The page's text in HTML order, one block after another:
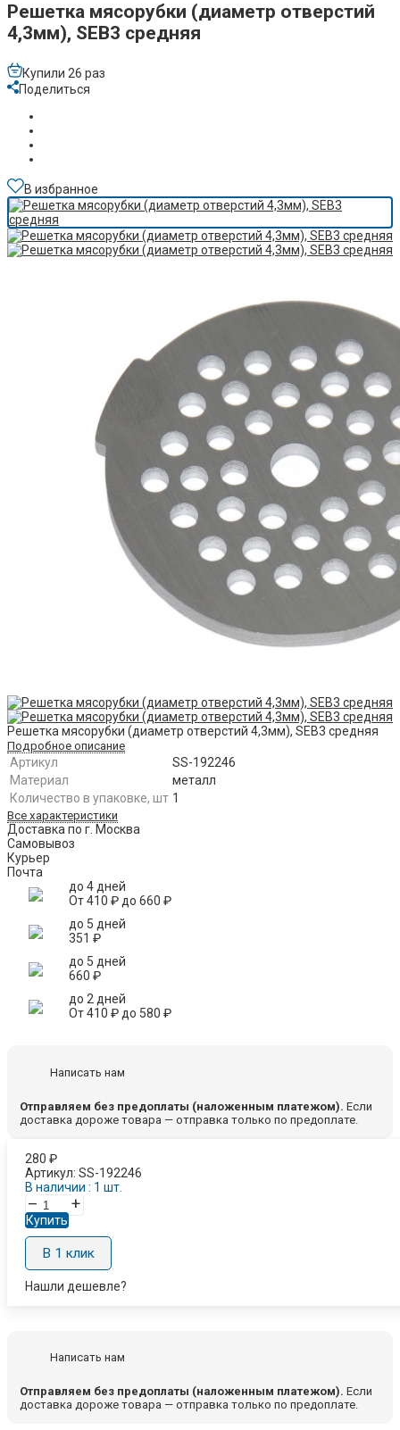
Решетка мясорубки (диаметр отверстий
4,3мм), SEB3 средняя
Купили 26 раз
Поделиться
В избранное
Решетка мясорубки (диаметр отверстий 4,3мм), SEB3 средняя
Подробное описание
Артикул
SS-192246
Материал
металл
Количество в упаковке, шт 1
Все характеристики
Доставка по г. Москва
Самовывоз
Курьер
Почта
до 4 дней
От410 ₽до 660 ₽
до 5 дней
351 ₽
до 5 дней
660 ₽
до 2 дней
От410 ₽до 580 ₽
Написать нам
Отправляем без предоплаты (наложенным платежом). Если
доставка дороже товара — отправка только по предоплате.
280 ₽
Артикул: SS-192246
В наличии : 1 шт.
– +
Купить
В 1 клик
Нашли дешевле?
Написать нам
Отправляем без предоплаты (наложенным платежом). Если
доставка дороже товара — отправка только по предоплате.